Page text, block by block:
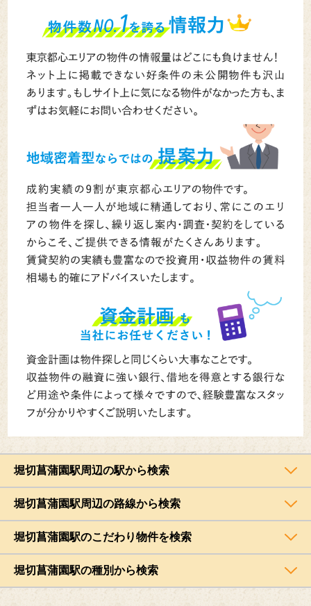
堀切菖蒲園駅周辺の駅から検索
堀切菖蒲園駅周辺の路線から検索
堀切菖蒲園駅のこだわり物件を検索
堀切菖蒲園駅の種別から検索